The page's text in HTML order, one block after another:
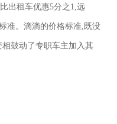
出租车优惠5分之1,远
准。滴滴的价格标准,既没
鼓动了专职车主加入其